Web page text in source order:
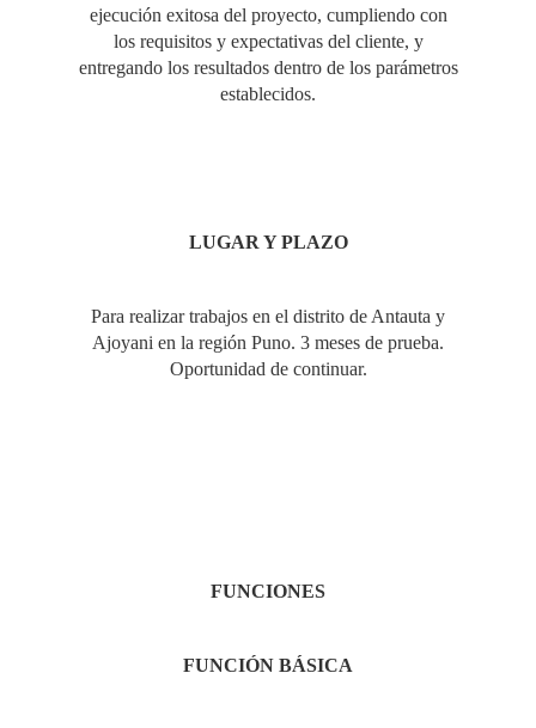
ejecución exitosa del proyecto, cumpliendo con
los requisitos y expectativas del cliente, y
entregando los resultados dentro de los parámetros
establecidos.
LUGAR Y PLAZO
Para realizar trabajos en el distrito de Antauta y
Ajoyani en la región Puno. 3 meses de prueba.
Oportunidad de continuar.
FUNCIONES
FUNCIÓN BÁSICA